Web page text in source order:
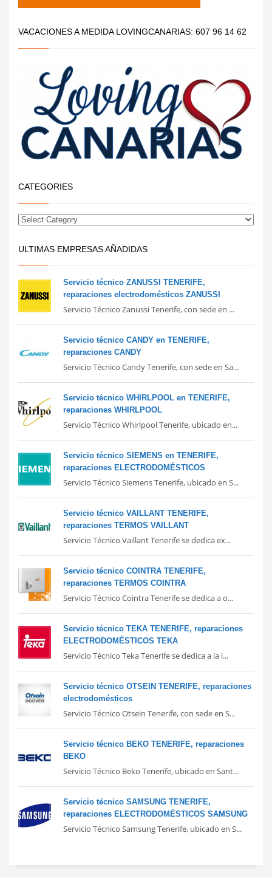
VACACIONES A MEDIDA LOVINGCANARIAS: 607 96 14 62
CATEGORIES
ULTIMAS EMPRESAS AÑADIDAS
Servicio técnico ZANUSSI TENERIFE,
reparaciones electrodomésticos ZANUSSI
Servicio Técnico Zanussi Tenerife, con sede en ...
Servicio técnico CANDY en TENERIFE,
reparaciones CANDY
Servicio Técnico Candy Tenerife, con sede en Sa...
Servicio técnico WHIRLPOOL en TENERIFE,
reparaciones WHIRLPOOL
Servicio Técnico Whirlpool Tenerife, ubicado en...
Servicio técnico SIEMENS en TENERIFE,
reparaciones ELECTRODOMÉSTICOS
Servicio Técnico Siemens Tenerife, ubicado en S...
Servicio técnico VAILLANT TENERIFE,
reparaciones TERMOS VAILLANT
Servicio Técnico Vaillant Tenerife se dedica ex...
Servicio técnico COINTRA TENERIFE,
reparaciones TERMOS COINTRA
Servicio Técnico Cointra Tenerife se dedica a o...
Servicio técnico TEKA TENERIFE, reparaciones
ELECTRODOMÉSTICOS TEKA
Servicio Técnico Teka Tenerife se dedica a la i...
Servicio técnico OTSEIN TENERIFE, reparaciones
electrodomésticos
Servicio Técnico Otsein Tenerife, con sede en S...
Servicio técnico BEKO TENERIFE, reparaciones
BEKO
Servicio Técnico Beko Tenerife, ubicado en Sant...
Servicio técnico SAMSUNG TENERIFE,
reparaciones ELECTRODOMÉSTICOS SAMSUNG
Servicio Técnico Samsung Tenerife, ubicado en S...